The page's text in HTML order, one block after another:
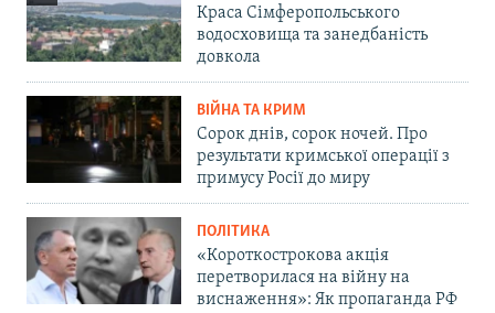
Краса Сімферопольського
водосховища та занедбаність
довкола
ВІЙНА ТА КРИМ
Сорок днів, сорок ночей. Про
результати кримської операції з
примусу Росії до миру
ПОЛІТИКА
«Короткострокова акція
перетворилася на війну на
виснаження»: Як пропаганда РФ